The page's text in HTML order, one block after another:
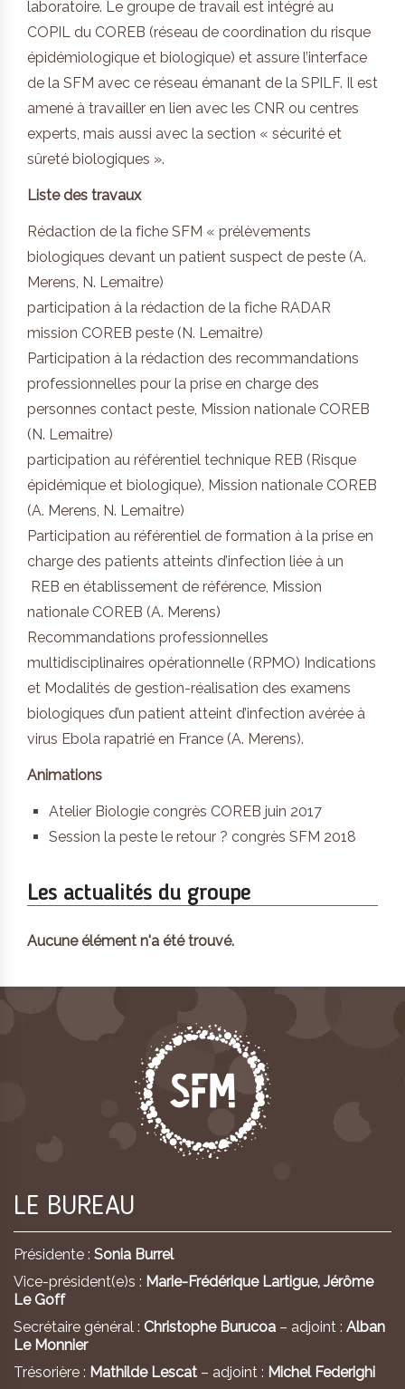
laboratoire. Le groupe de travail est intégré au
COPIL du COREB (réseau de coordination du risque
épidémiologique et biologique) et assure l’interface
de la SFM avec ce réseau émanant de la SPILF. Il est
amené à travailler en lien avec les CNR ou centres
experts, mais aussi avec la section « sécurité et
sûreté biologiques ».
Liste des travaux
Rédaction de la fiche SFM « prélèvements
biologiques devant un patient suspect de peste (A.
Merens, N. Lemaitre)
participation à la rédaction de la fiche RADAR
mission COREB peste (N. Lemaitre)
Participation à la rédaction des recommandations
professionnelles pour la prise en charge des
personnes contact peste, Mission nationale COREB
(N. Lemaitre)
participation au référentiel technique REB (Risque
épidémique et biologique), Mission nationale COREB
(A. Merens, N. Lemaitre)
Participation au référentiel de formation à la prise en
charge des patients atteints d’infection liée à un
REB en établissement de référence, Mission
nationale COREB (A. Merens)
Recommandations professionnelles
multidisciplinaires opérationnelle (RPMO) Indications
et Modalités de gestion-réalisation des examens
biologiques d’un patient atteint d’infection avérée à
virus Ebola rapatrié en France (A. Merens).
Animations
Atelier Biologie congrès COREB juin 2017
Session la peste le retour ? congrès SFM 2018
Les actualités du groupe
Aucune élément n'a été trouvé.
LE BUREAU
Présidente : Sonia Burrel
Vice-président(e)s : Marie-Frédérique Lartigue, Jérôme
Le Goff
Secrétaire général : Christophe Burucoa – adjoint : Alban
Le Monnier
Trésorière : Mathilde Lescat – adjoint : Michel Federighi